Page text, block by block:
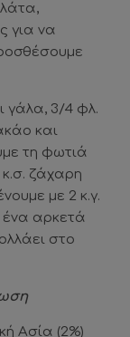
για να
γάλα, 3/4 φλ.
και
τη φωτιά
κ.σ. ζάχαρη
με 2 κ.γ.
ένα αρκετά
στο
Ασία (2%)